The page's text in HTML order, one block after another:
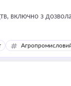
включно з